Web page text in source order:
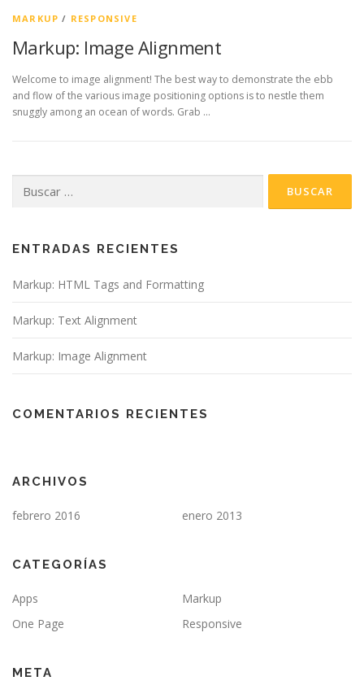
MARKUP / RESPONSIVE
Markup: Image Alignment
Welcome to image alignment! The best way to demonstrate the ebb
and flow of the various image positioning options is to nestle them
snuggly among an ocean of words. Grab …
ENTRADAS RECIENTES
Markup: HTML Tags and Formatting
Markup: Text Alignment
Markup: Image Alignment
COMENTARIOS RECIENTES
ARCHIVOS
febrero 2016 enero 2013
CATEGORÍAS
Apps
Markup
One Page
Responsive
META